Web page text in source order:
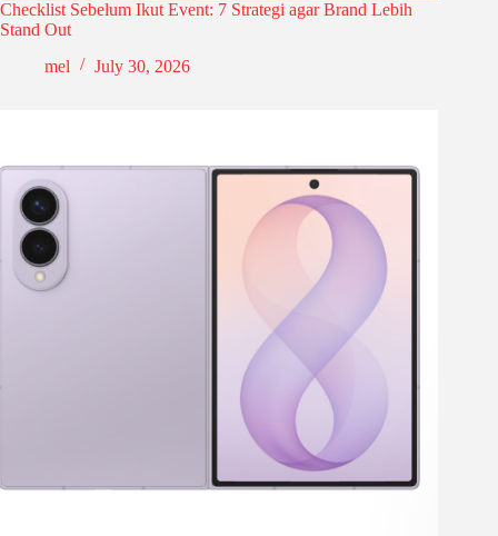
Checklist Sebelum Ikut Event: 7 Strategi agar Brand Lebih
Stand Out
mel
July 30, 2026